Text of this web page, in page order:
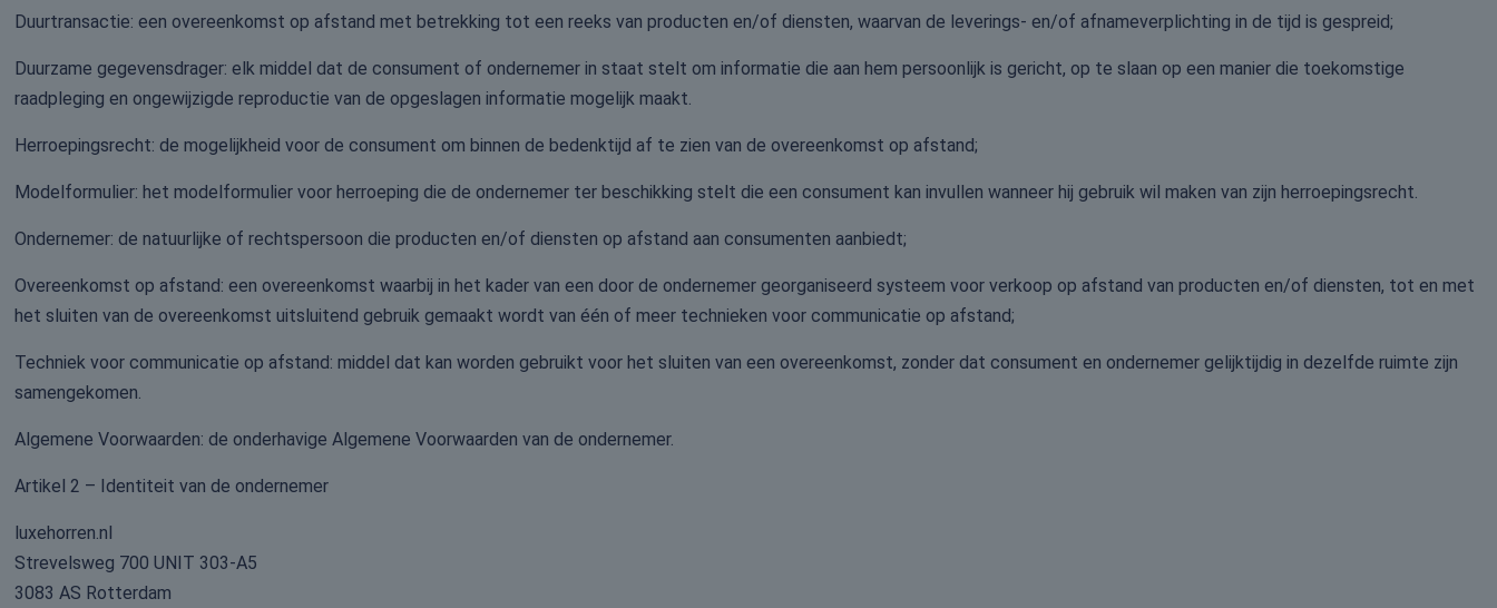
Duurtransactie: een overeenkomst op afstand met betrekking tot een reeks van producten en/of diensten, waarvan de leverings- en/of afnameverplichting in de tijd is gespreid;
Duurzame gegevensdrager: elk middel dat de consument of ondernemer in staat stelt om informatie die aan hem persoonlijk is gericht, op te slaan op een manier die toekomstige
raadpleging en ongewijzigde reproductie van de opgeslagen informatie mogelijk maakt.
Herroepingsrecht: de mogelijkheid voor de consument om binnen de bedenktijd af te zien van de overeenkomst op afstand;
Modelformulier: het modelformulier voor herroeping die de ondernemer ter beschikking stelt die een consument kan invullen wanneer hij gebruik wil maken van zijn herroepingsrecht.
Ondernemer: de natuurlijke of rechtspersoon die producten en/of diensten op afstand aan consumenten aanbiedt;
Overeenkomst op afstand: een overeenkomst waarbij in het kader van een door de ondernemer georganiseerd systeem voor verkoop op afstand van producten en/of diensten, tot en met
het sluiten van de overeenkomst uitsluitend gebruik gemaakt wordt van één of meer technieken voor communicatie op afstand;
Techniek voor communicatie op afstand: middel dat kan worden gebruikt voor het sluiten van een overeenkomst, zonder dat consument en ondernemer gelijktijdig in dezelfde ruimte zijn
samengekomen.
Algemene Voorwaarden: de onderhavige Algemene Voorwaarden van de ondernemer.
Artikel 2 – Identiteit van de ondernemer
luxehorren.nl
Strevelsweg 700 UNIT 303-A5
3083 AS Rotterdam